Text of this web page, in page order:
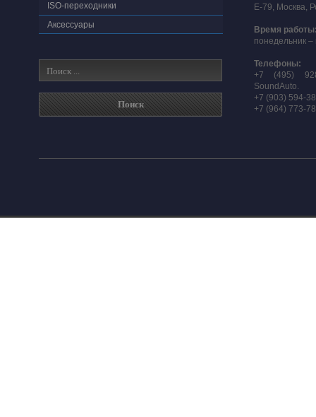
ISO-переходники
Аксессуары
E-79, Москва,
Время
понедельник –
Телефоны:
+7 (495)
SoundAuto.
+7 (903) 594-
+7 (964) 773-